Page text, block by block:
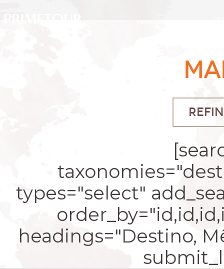
types="select"
headings="Destino,